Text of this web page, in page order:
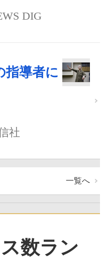
DIG
指導者に
社
一覧へ
数ラン